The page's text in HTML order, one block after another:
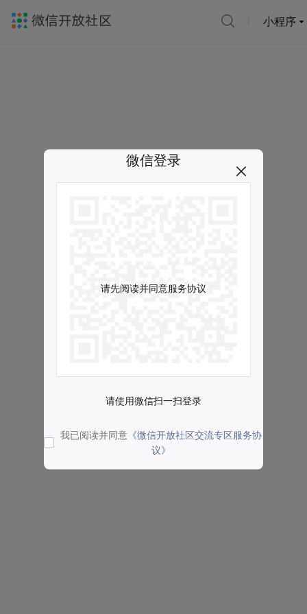
小程序
微信登录
请先阅读并同意服务协议
请使用微信扫一扫登录
我已阅读并同意 《微信开放社区交流专区服务协
议》